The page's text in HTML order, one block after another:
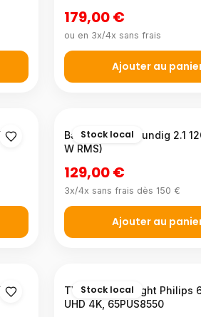
179,00 €
ou en 3x/4x sans frais
Ajouter au
Stock local
Barre de son Grundig 2.1
W RMS)
129,00 €
3x/4x sans frais dès 150 €
Ajouter au
Stock local
TV QLED Ambilight Philips
UHD 4K, 65PUS8550